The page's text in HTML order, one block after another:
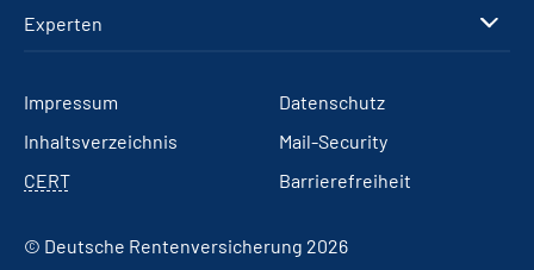
Experten
Impressum
Datenschutz
Inhaltsverzeichnis
Mail-Security
CERT
Barrierefreiheit
© Deutsche Rentenversicherung 2026